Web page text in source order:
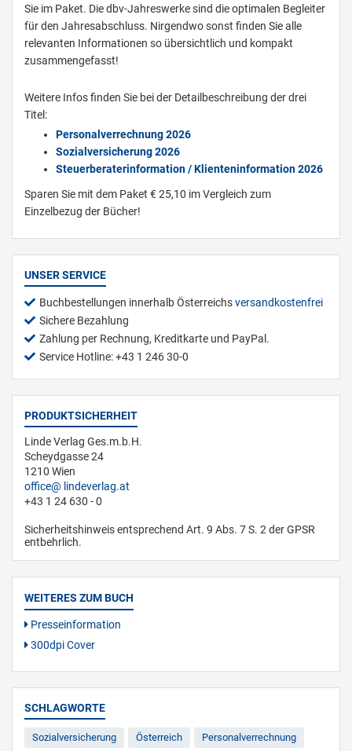
Sie im Paket. Die dbv-Jahreswerke sind die optimalen Begleiter
für den Jahresabschluss. Nirgendwo sonst finden Sie alle
relevanten Informationen so übersichtlich und kompakt
zusammengefasst!
Weitere Infos finden Sie bei der Detailbeschreibung der drei
Titel:
Personalverrechnung 2026
Sozialversicherung 2026
Steuerberaterinformation / Klienteninformation 2026
Sparen Sie mit dem Paket € 25,10 im Vergleich zum
Einzelbezug der Bücher!
UNSER SERVICE
Buchbestellungen innerhalb Österreichsversandkostenfrei
Sichere Bezahlung
Zahlung per Rechnung, Kreditkarte und PayPal.
Service Hotline: +43 1 246 30-0
PRODUKTSICHERHEIT
Linde Verlag Ges.m.b.H.
Scheydgasse 24
1210 Wien
office
lindeverlag.at
+43 1 24 630 - 0
Sicherheitshinweis entsprechend Art. 9 Abs. 7 S. 2 der GPSR
entbehrlich.
WEITERES ZUM BUCH
Presseinformation
300dpi Cover
SCHLAGWORTE
Sozialversicherung Österreich Personalverrechnung